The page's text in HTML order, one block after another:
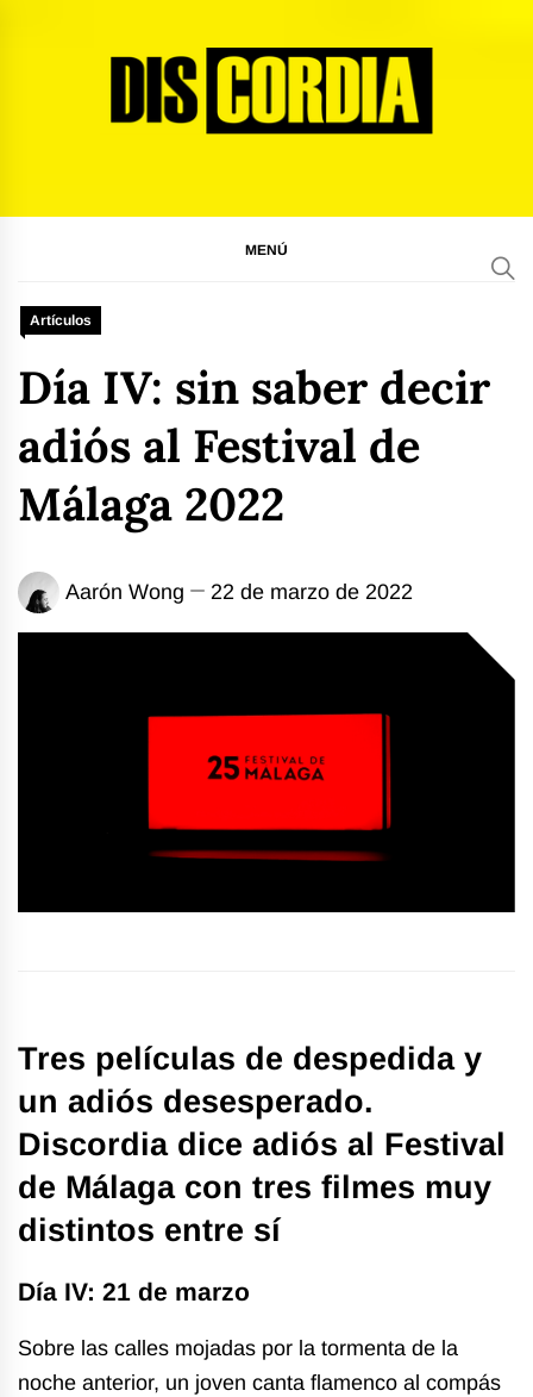
MENÚ
Artículos
Día IV: sin saber decir
adiós al Festival de
Málaga 2022
Aarón Wong 22 de marzo de 2022
Tres películas de despedida y
un adiós desesperado.
Discordia dice adiós al Festival
de Málaga con tres filmes muy
distintos entre sí
Día IV: 21 de marzo
Sobre las calles mojadas por la tormenta de la
noche anterior, un joven canta flamenco al compás